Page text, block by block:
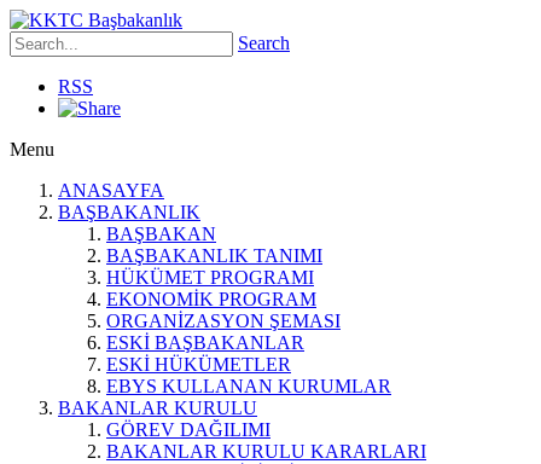
Search
RSS
Menu
ANASAYFA
BAŞBAKANLIK
BAŞBAKAN
BAŞBAKANLIK TANIMI
HÜKÜMET PROGRAMI
EKONOMİK PROGRAM
ORGANİZASYON ŞEMASI
ESKİ BAŞBAKANLAR
ESKİ HÜKÜMETLER
EBYS KULLANAN KURUMLAR
BAKANLAR KURULU
GÖREV DAĞILIMI
BAKANLAR KURULU KARARLARI